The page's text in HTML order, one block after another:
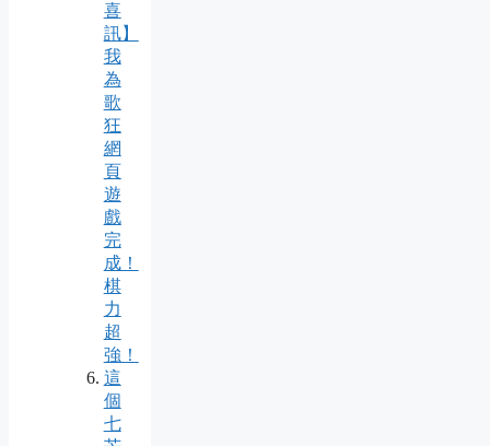
喜
訊】
我
為
歌
狂
網
頁
遊
戲
完
成！
棋
力
超
強！
這
個
七